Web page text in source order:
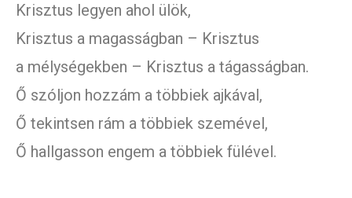
Krisztus legyen ahol ülök,
Krisztus a magasságban – Krisztus
a mélységekben – Krisztus a tágasságban.
Ő szóljon hozzám a többiek ajkával,
Ő tekintsen rám a többiek szemével,
Ő hallgasson engem a többiek fülével.